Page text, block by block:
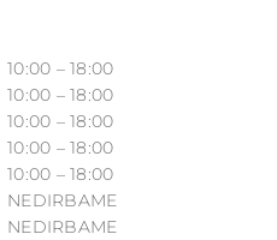
10:00 – 18:00
10:00 – 18:00
10:00 – 18:00
10:00 – 18:00
10:00 – 18:00
NEDIRBAME
NEDIRBAME